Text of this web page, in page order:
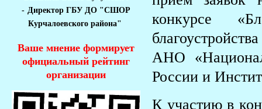
- Директор ГБУ ДО "СШОР
Курчалоевского района"
Ваше мнение формирует
официальный рейтинг
организации
конкурсе
АНО
России и
К участию в